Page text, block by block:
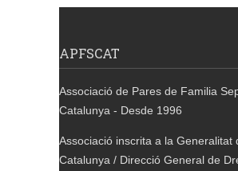
APFSCAT
Associació de Pares de Familia
Catalunya - Desde 1996
Associació inscrita a la Generalitat
Catalunya / Direcció General de